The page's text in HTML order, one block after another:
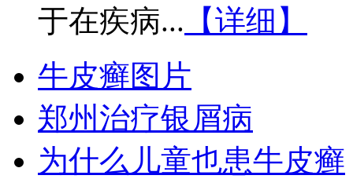
于在疾病... 【详细】
牛皮癣图片
郑州治疗银屑病
为什么儿童也患牛皮癣